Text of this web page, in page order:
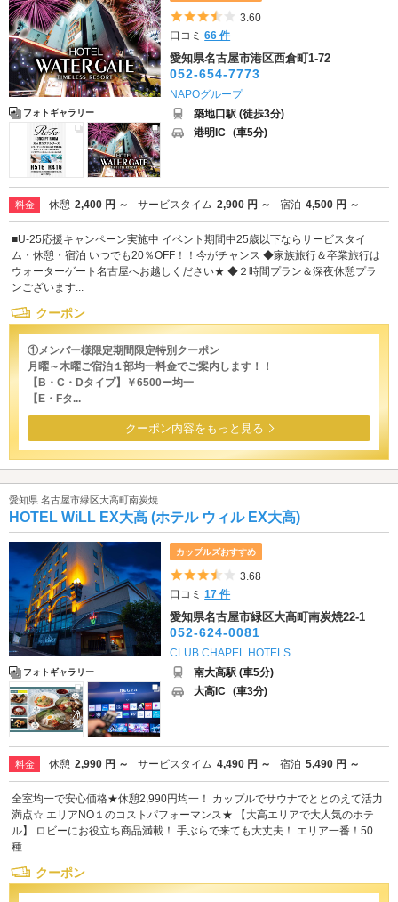
フォトギャラリー
5つ星のうち3.5
3.60
口コミ66 件
愛知県名古屋市港区西倉町1-72
052-654-7773
NAPOグループ
築地口駅 (徒歩3分)
港明IC (車5分)
料金 休憩 2,400 円 ～ サービスタイム 2,900 円 ～ 宿泊 4,500 円 ～
■U-25応援キャンペーン実施中 イベント期間中25歳以下ならサービスタイ
ム・休憩・宿泊 いつでも20％OFF！！今がチャンス ◆家族旅行＆卒業旅行は
ウォーターゲート名古屋へお越しください★ ◆２時間プラン＆深夜休憩プラ
ンございます...
クーポン
①メンバー様限定期間限定特別クーポン
月曜～木曜ご宿泊１部均一料金でご案内します！！
【B・C・Dタイプ】￥6500ー均一
【E・Fタ...
クーポン内容をもっと見る
愛知県 名古屋市緑区大高町南炭焼
HOTEL WiLL EX大高 (ホテル ウィル EX大高)
フォトギャラリー
カップルズおすすめ
5つ星のうち3.5
3.68
口コミ17 件
愛知県名古屋市緑区大高町南炭焼22-1
052-624-0081
CLUB CHAPEL HOTELS
南大高駅 (車5分)
大高IC (車3分)
料金 休憩 2,990 円 ～ サービスタイム 4,490 円 ～ 宿泊 5,490 円 ～
全室均一で安心価格★休憩2,990円均一！ カップルでサウナでととのえて活力
満点☆ エリアNO１のコストパフォーマンス★ 【大高エリアで大人気のホテ
ル】 ロビーにお役立ち商品満載！ 手ぶらで来ても大丈夫！ エリア一番！50
種...
クーポン